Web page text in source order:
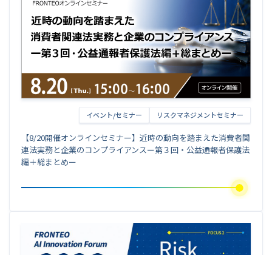
イベント/セミナー リスクマネジメントセミナー
【8/20開催オンラインセミナー】近時の動向を踏まえた消費者関
連法実務と企業のコンプライアンスー第３回・公益通報者保護法
編＋総まとめー